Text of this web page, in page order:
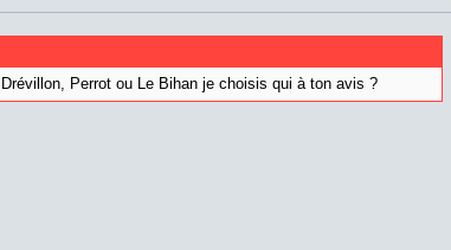
Perrot ou Le Bihan je choisis qui à ton avis ?